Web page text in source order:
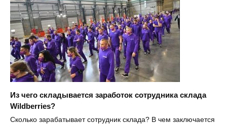
Из чего складывается заработок сотрудника склада
Wildberries?
Сколько зарабатывает сотрудник склада? В чем заключается